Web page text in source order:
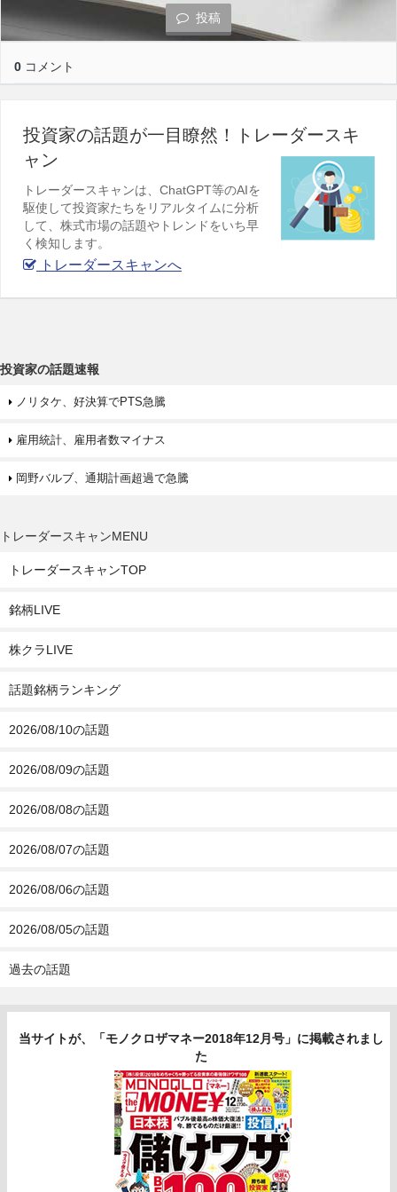
投稿
0 コメント
投資家の話題が一目瞭然！トレーダースキ
ャン
トレーダースキャンは、ChatGPT等のAIを
駆使して投資家たちをリアルタイムに分析
して、株式市場の話題やトレンドをいち早
く検知します。
トレーダースキャンへ
投資家の話題速報
ノリタケ、好決算でPTS急騰
雇用統計、雇用者数マイナス
岡野バルブ、通期計画超過で急騰
トレーダースキャンMENU
トレーダースキャンTOP
銘柄LIVE
株クラLIVE
話題銘柄ランキング
2026/08/10の話題
2026/08/09の話題
2026/08/08の話題
2026/08/07の話題
2026/08/06の話題
2026/08/05の話題
過去の話題
当サイトが、「モノクロザマネー2018年12月号」に掲載されまし
た